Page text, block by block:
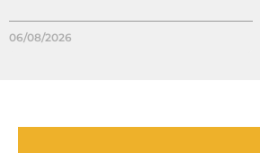
06/08/2026